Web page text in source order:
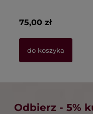
75,00 zł
do koszyka
Odbierz - 5%